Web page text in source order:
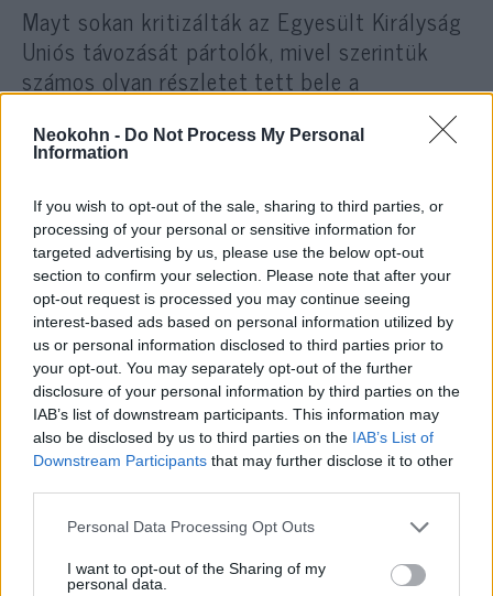
Neokohn - Do Not Process My Personal
Information
If you wish to opt-out of the sale, sharing to third parties, or
processing of your personal or sensitive information for
targeted advertising by us, please use the below opt-out
section to confirm your selection. Please note that after your
opt-out request is processed you may continue seeing
interest-based ads based on personal information utilized by
us or personal information disclosed to third parties prior to
your opt-out. You may separately opt-out of the further
disclosure of your personal information by third parties on the
IAB’s list of downstream participants. This information may
also be disclosed by us to third parties on the IAB’s List of
Downstream Participants that may further disclose it to other
Please note that this website/app uses one or more Google
not limited to your visit or usage behaviour. You may click to
grant or deny consent to Google and its third-party tags to
Personal Data Processing Opt Outs
I want to opt-out of the Sharing of my
personal data.
Mayt sokan kritizálták az Egyesült Királyság
Uniós távozását pártolók, mivel szerintük
számos olyan részletet tett bele a
megállapodásba, mellyel kompromittálja a
brit szuverenitást.
May zsidósággal kapcsolatos intézkedéseivel
kapcsolatban van der Zyl kiemelte, hogy az ő
kormánya volt az, ami:
„elfogadta az IHRA
antiszemitizmus definícióját;
büszkeséggel emlékezett meg a
Balfour nyilatkozat százéves
évfordulójáról; betiltotta a
illetve megemelte a
nemzetbiztonsági költségvetést,